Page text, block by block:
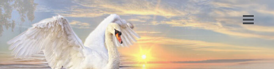
Zum
Inhalt
springen